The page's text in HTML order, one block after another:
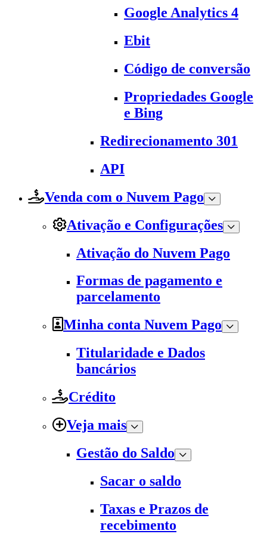
Google Analytics 4
Ebit
Código de conversão
Propriedades Google
e Bing
Redirecionamento 301
API
Venda com o Nuvem Pago
Ativação e Configurações
Ativação do Nuvem Pago
Formas de pagamento e
parcelamento
Minha conta Nuvem Pago
Titularidade e Dados
bancários
Crédito
Veja mais
Gestão do Saldo
Sacar o saldo
Taxas e Prazos de
recebimento